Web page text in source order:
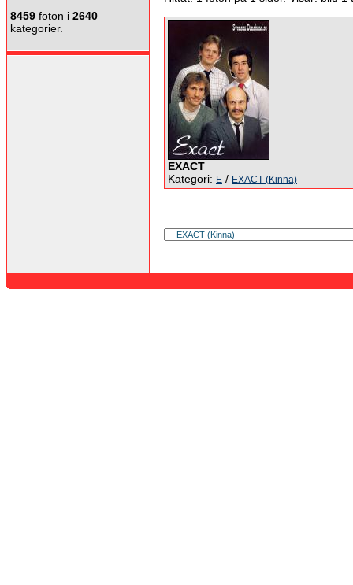
8459 foton i 2640
kategorier.
EXACT
Kategori: E / EXACT (Kinna)